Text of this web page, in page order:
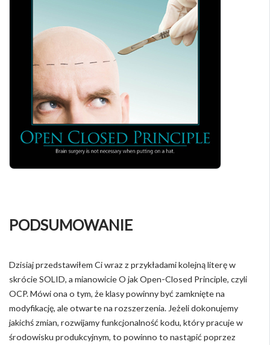
PODSUMOWANIE
Dzisiaj przedstawiłem Ci wraz z przykładami kolejną literę w
skrócie SOLID, a mianowicie O jak Open-Closed Principle, czyli
OCP. Mówi ona o tym, że klasy powinny być zamknięte na
modyfikację, ale otwarte na rozszerzenia. Jeżeli dokonujemy
jakichś zmian, rozwijamy funkcjonalność kodu, który pracuje w
środowisku produkcyjnym, to powinno to nastąpić poprzez